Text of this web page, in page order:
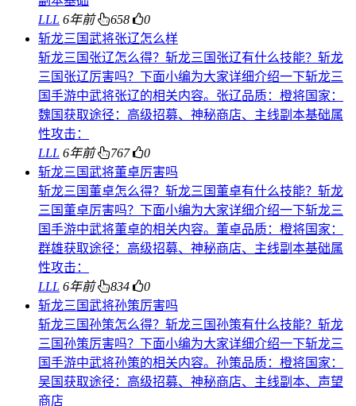
LLL 6年前 658
0
斩龙三国武将张辽怎么样
斩龙三国张辽怎么得？斩龙三国张辽有什么技能？斩龙
三国张辽厉害吗？下面小编为大家详细介绍一下斩龙三
国手游中武将张辽的相关内容。张辽品质：橙将国家：
魏国获取途径：高级招募、神秘商店、主线副本基础属
性攻击：
LLL 6年前 767
0
斩龙三国武将董卓厉害吗
斩龙三国董卓怎么得？斩龙三国董卓有什么技能？斩龙
三国董卓厉害吗？下面小编为大家详细介绍一下斩龙三
国手游中武将董卓的相关内容。董卓品质：橙将国家：
群雄获取途径：高级招募、神秘商店、主线副本基础属
性攻击：
LLL 6年前 834
0
斩龙三国武将孙策厉害吗
斩龙三国孙策怎么得？斩龙三国孙策有什么技能？斩龙
三国孙策厉害吗？下面小编为大家详细介绍一下斩龙三
国手游中武将孙策的相关内容。孙策品质：橙将国家：
吴国获取途径：高级招募、神秘商店、主线副本、声望
商店